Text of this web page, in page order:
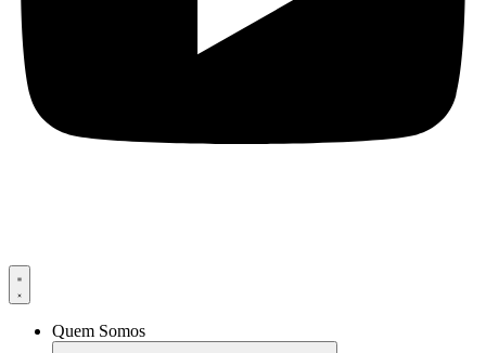
Quem Somos